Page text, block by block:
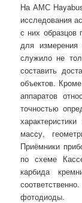
На АМС
исследования
с них
для измерения
служило не
составить
объектов.
аппаратов
точностью
массу,
Приёмники
по схеме
карбида
фотодиоды.